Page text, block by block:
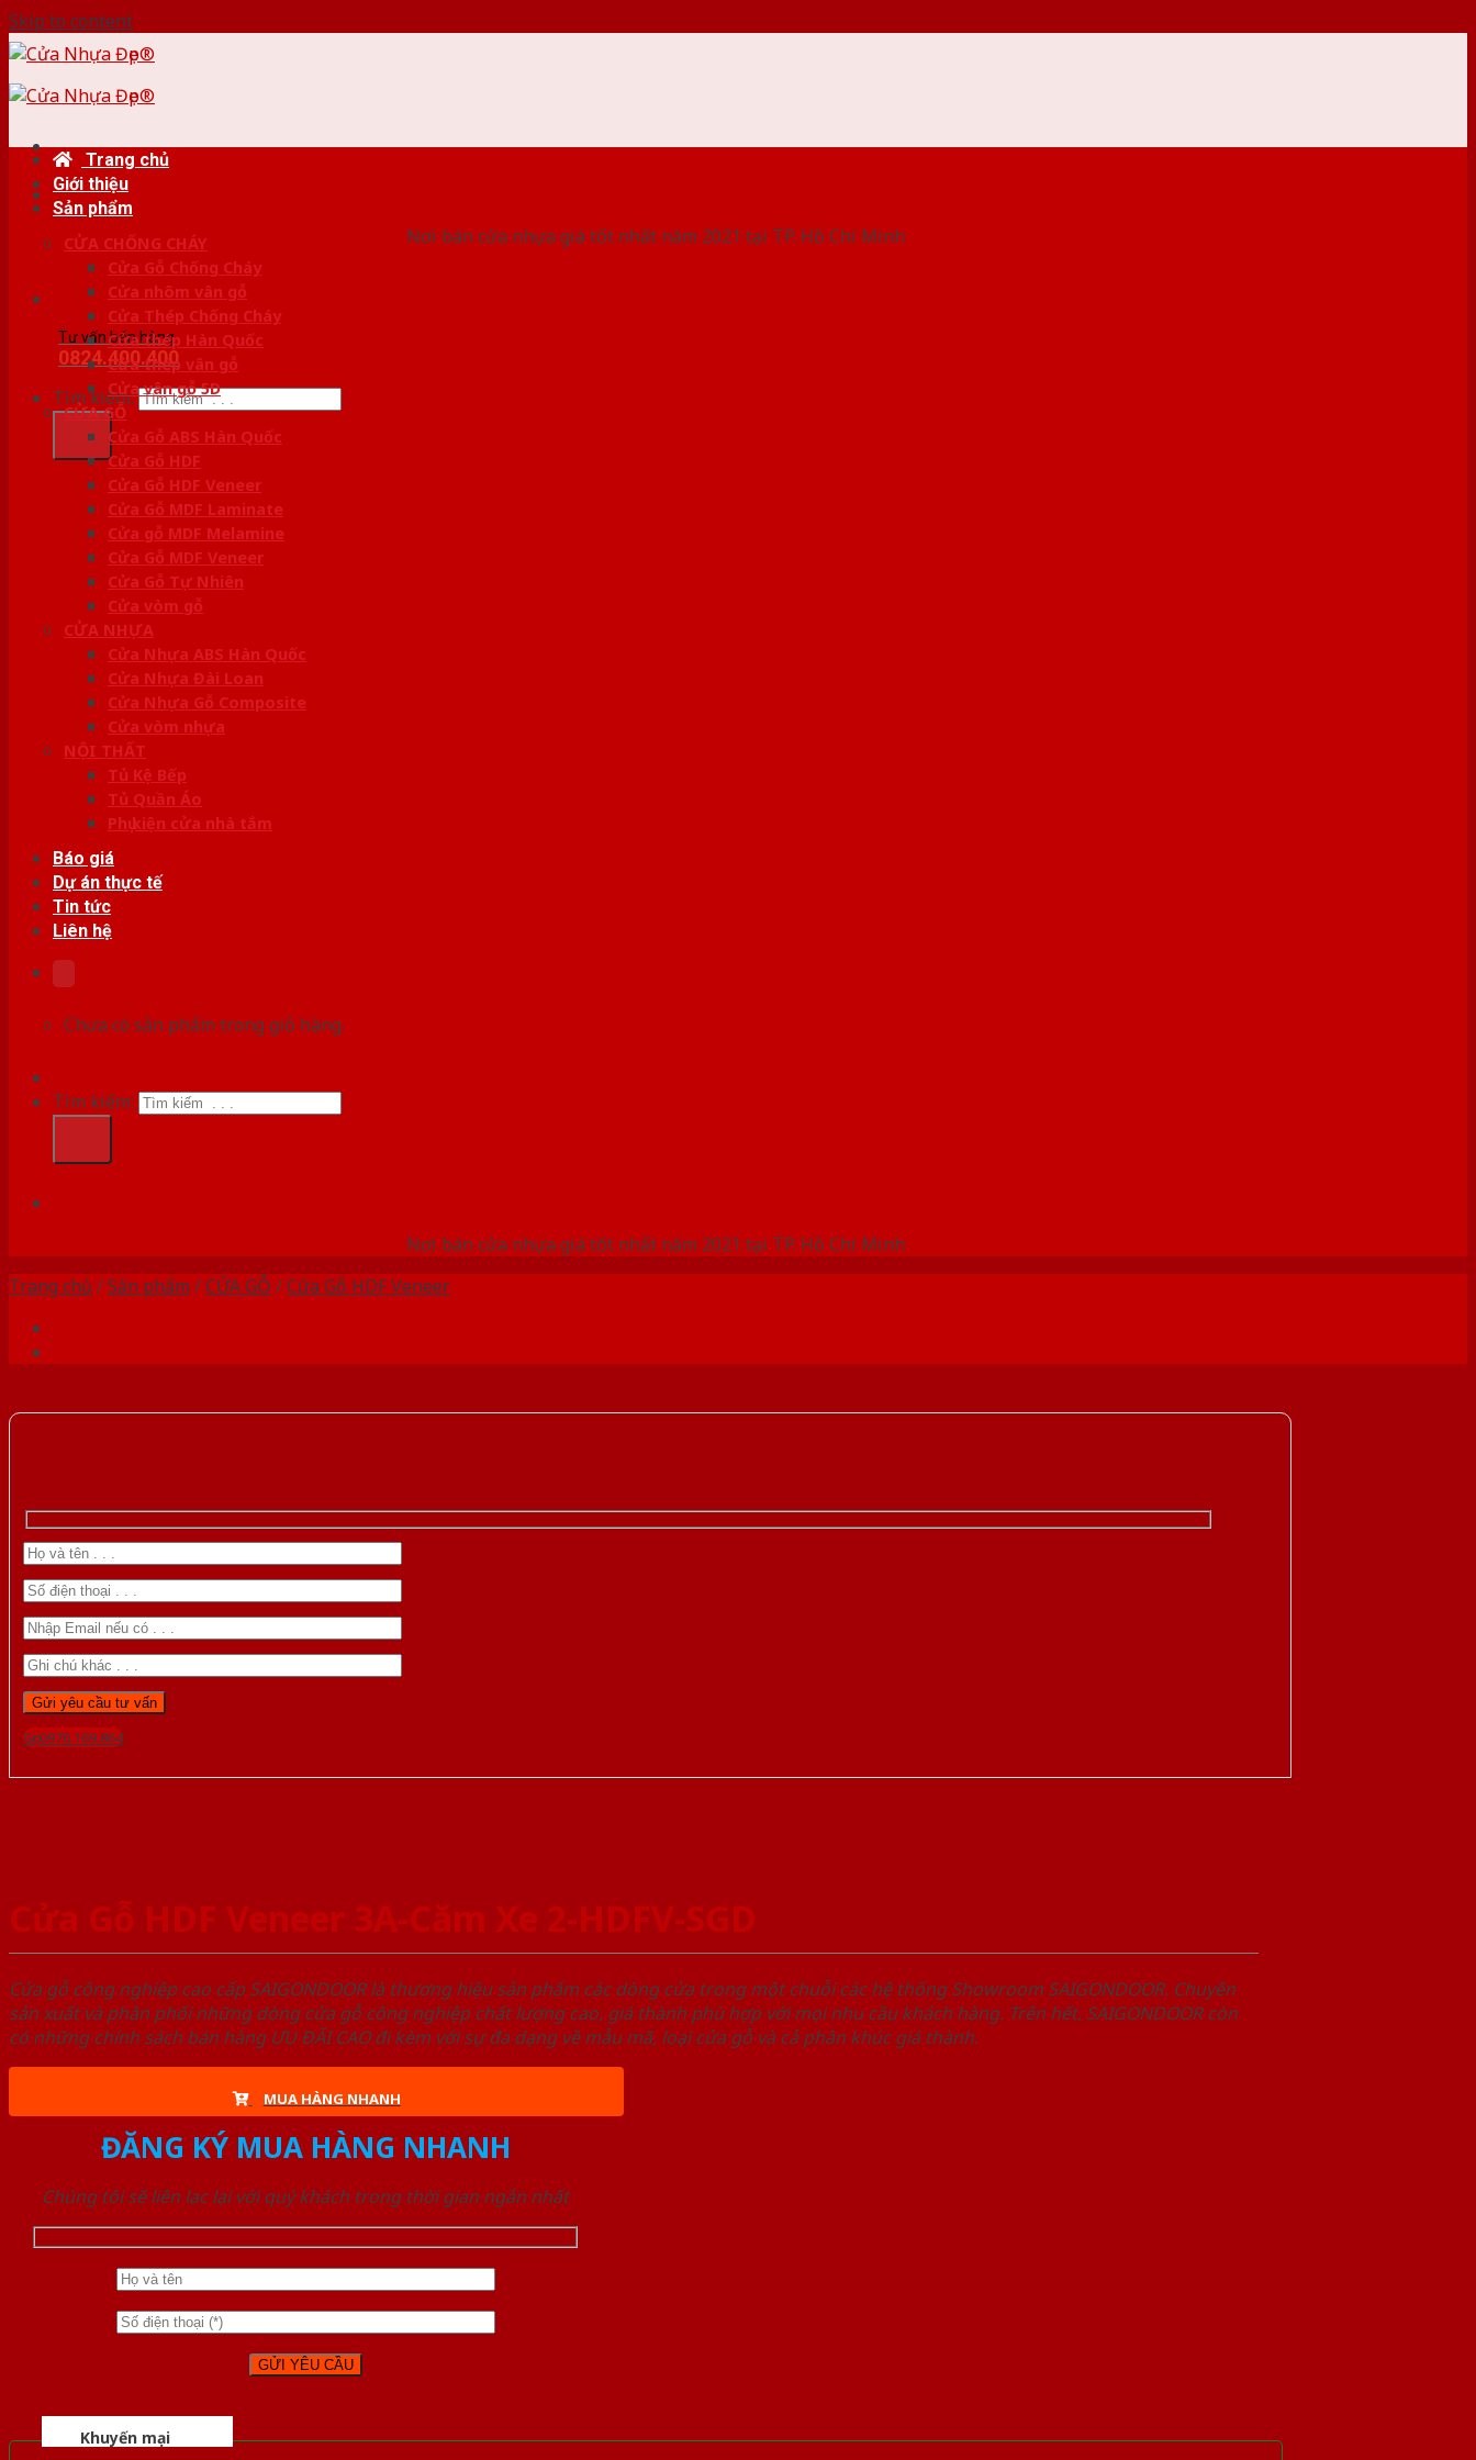
Skip to content
Nơi bán cửa nhựa giá tốt nhất năm 2021 tại TP. Hồ Chí Minh
Tư vấn bán hàng
0824.400.400
Tìm kiếm:
Trang chủ
Giới thiệu
Sản phẩm
CỬA CHỐNG CHÁY
Cửa Gỗ Chống Cháy
Cửa nhôm vân gỗ
Cửa Thép Chống Cháy
Cửa thép Hàn Quốc
Cửa thép vân gỗ
Cửa vân gỗ 5D
CỬA GỖ
Cửa Gỗ ABS Hàn Quốc
Cửa Gỗ HDF
Cửa Gỗ HDF Veneer
Cửa Gỗ MDF Laminate
Cửa gỗ MDF Melamine
Cửa Gỗ MDF Veneer
Cửa Gỗ Tự Nhiên
Cửa vòm gỗ
CỬA NHỰA
Cửa Nhựa ABS Hàn Quốc
Cửa Nhựa Đài Loan
Cửa Nhựa Gỗ Composite
Cửa vòm nhựa
NỘI THẤT
Tủ Kệ Bếp
Tủ Quần Áo
Phụ kiện cửa nhà tắm
Báo giá
Dự án thực tế
Tin tức
Liên hệ
Chưa có sản phẩm trong giỏ hàng.
Tìm kiếm:
Nơi bán cửa nhựa giá tốt nhất năm 2021 tại TP. Hồ Chí Minh
Trang chủ /Sản phẩm /CỬA GỖ /Cửa Gỗ HDF Veneer
Gọi 0976.169.864
Cửa Gỗ HDF Veneer 3A-Căm Xe 2-HDFV-SGD
Cửa gỗ công nghiệp cao cấp SAIGONDOOR là thương hiệu sản phẩm các dòng cửa trong một chuỗi các hệ thống Showroom SAIGONDOOR. Chuyên
sản xuất và phân phối những dòng cửa gỗ công nghiệp chất lượng cao, giá thành phù hợp với mọi nhu cầu khách hàng. Trên hết, SAIGONDOOR còn
có những chính sách bán hàng ƯU ĐÃI CAO đi kèm với sự đa dạng về mẫu mã, loại cửa gỗ và cả phân khúc giá thành.
MUA HÀNG NHANH
ĐĂNG KÝ MUA HÀNG NHANH
Chúng tôi sẽ liên lạc lại với quý khách trong thời gian ngắn nhất
Khuyến mại